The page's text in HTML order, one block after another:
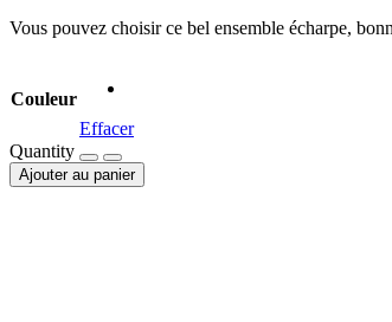
Vous pouvez choisir ce bel ensemble écharpe,
Couleur
Effacer
Quantity
Ajouter au panier